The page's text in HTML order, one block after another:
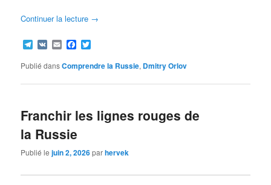
Continuer la lecture →
Telegram
VK EmailFacebook
Publié dansComprendre la Russie, Dmitry Orlov
Franchir les lignes rouges de
la Russie
Publié lejuin 2, 2026parhervek